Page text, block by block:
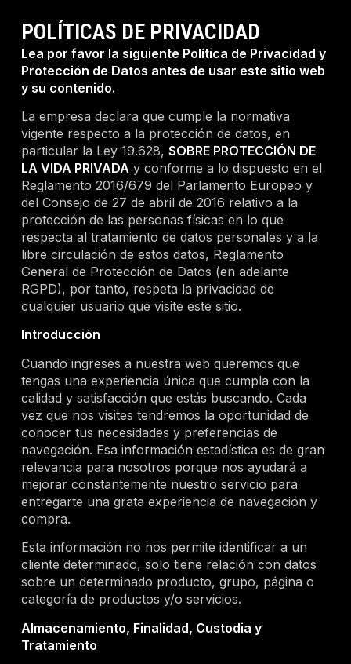
POLÍTICAS DE PRIVACIDAD
Lea por favor la siguiente Política de Privacidad y
Protección de Datos antes de usar este sitio web
y su contenido.
La empresa declara que cumple la normativa
vigente respecto a la protección de datos, en
particular la Ley 19.628, SOBRE PROTECCIÓN DE
LA VIDA PRIVADAy conforme a lo dispuesto en el
Reglamento 2016/679 del Parlamento Europeo y
del Consejo de 27 de abril de 2016 relativo a la
protección de las personas físicas en lo que
respecta al tratamiento de datos personales y a la
libre circulación de estos datos, Reglamento
General de Protección de Datos (en adelante
RGPD), por tanto, respeta la privacidad de
cualquier usuario que visite este sitio.
Introducción
Cuando ingreses a nuestra web queremos que
tengas una experiencia única que cumpla con la
calidad y satisfacción que estás buscando. Cada
vez que nos visites tendremos la oportunidad de
conocer tus necesidades y preferencias de
navegación. Esa información estadística es de gran
relevancia para nosotros porque nos ayudará a
mejorar constantemente nuestro servicio para
entregarte una grata experiencia de navegación y
compra.
Esta información no nos permite identificar a un
cliente determinado, solo tiene relación con datos
sobre un determinado producto, grupo, página o
categoría de productos y/o servicios.
Almacenamiento, Finalidad, Custodia y
Tratamiento